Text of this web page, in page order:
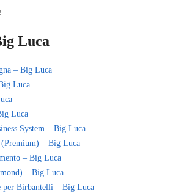
Luca
– Big Luca
Luca
Luca
System – Big Luca
– Big Luca
– Big Luca
– Big Luca
per Birbantelli – Big Luca